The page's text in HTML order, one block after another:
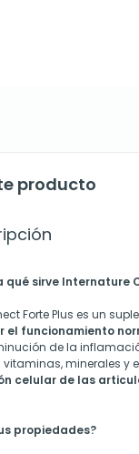
producto
qué sirve Internature
Forte Plus es un
el funcionamiento
de la
minerales y
celular de las
propiedades?